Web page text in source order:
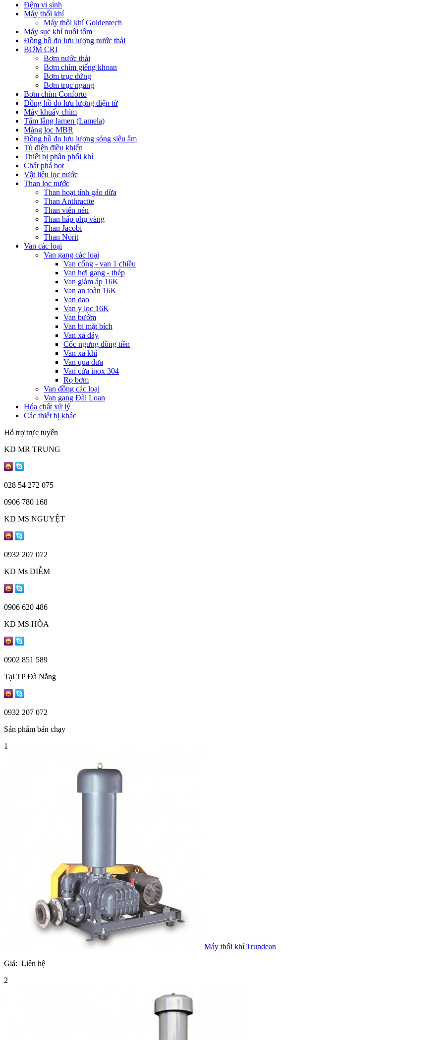
Đệm vi sinh
Máy thổi khí
Máy thổi khí Goldentech
Máy sục khí nuôi tôm
Đồng hồ đo lưu lượng nước thải
BƠM CRI
Bơm nước thải
Bơm chìm giếng khoan
Bơm trục đứng
Bơm trục ngang
Bơm chìm Conforto
Đồng hồ đo lưu lượng điện từ
Máy khuấy chìm
Tấm lắng lamen (Lamela)
Màng lọc MBR
Đồng hồ đo lưu lượng sóng siêu âm
Tủ điện điều khiển
Thiết bị phân phối khí
Chất phá bọt
Vật liệu lọc nước
Than lọc nước
Than hoạt tính gáo dừa
Than Anthracite
Than viên nén
Than hấp phụ vàng
Than Jacobi
Than Norit
Van các loại
Van gang các loại
Van cổng - van 1 chiều
Van hơi gang - thép
Van giảm áp 16K
Van an toàn 16K
Van dao
Van y lọc 16K
Van bướm
Van bi mặt bích
Van xả đáy
Cốc ngưng đồng tiền
Van xả khí
Van qua dưa
Van cửa inox 304
Rọ bơm
Van đồng các loại
Van gang Đài Loan
Hóa chất xử lý
Các thiết bị khác
Hỗ trợ trực tuyến
KD MR TRUNG
028 54 272 075
0906 780 168
KD MS NGUYỆT
0932 207 072
KD Ms DIỄM
0906 620 486
KD MS HÒA
0902 851 589
Tại TP Đà Nẵng
0932 207 072
Sản phẩm bán chạy
1
Máy thổi khí Trundean
Giá: Liên hệ
2